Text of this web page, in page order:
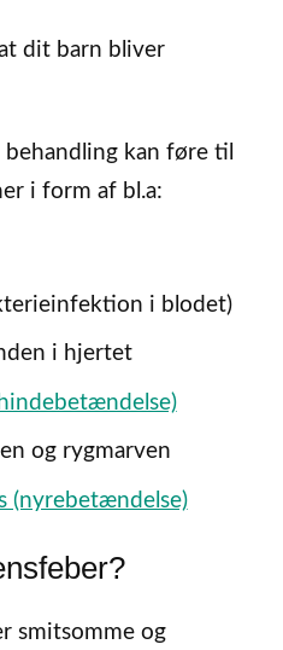
dit barn bliver
kan føre til
i form af bl.a:
i blodet)
i hjertet
og rygmarven
(nyrebetændelse)
smitsomme og